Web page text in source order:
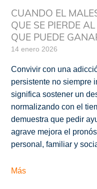
CUANDO EL
QUE SE PIERDE
QUE PUEDE
14 enero 2026
Convivir con una
persistente no siempre
significa sostener un
normalizando con el
demuestra que pedir
agrave mejora el
personal, familiar y
Más